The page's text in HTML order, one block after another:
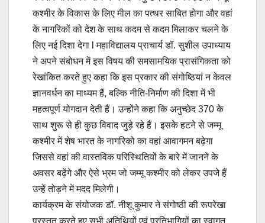
कश्मीर के विकास के लिए मील का पत्थर साबित होगा और वहां
के नागरिकों को देश के साथ कदम से कदम मिलाकर चलने के
लिए नई दिशा देगा l महाविद्यालय प्राचार्य डॉ. सुशील उपाध्याय
ने अपने संबोधन में इस विषय की समसामयिक प्रासंगिकता को
रेखांकित करते हुए कहा कि इस प्रकार की संगोष्ठियां न केवल
ज्ञानवर्धन का माध्यम हैं, बल्कि नीति-निर्माण की दिशा में भी
महत्वपूर्ण योगदान देती हैं। उन्होंने कहा कि अनुच्छेद 370 के
साथ शुरू से ही कुछ विवाद जुड़े रहे हैं। इसके हटने से जम्मू
कश्मीर में शेष भारत के नागरिको का वहां आवागमन बढ़ेगा
जिससे वहां की वास्तविक परिस्थितियों के बारे में जानने के
अवसर बढ़ेंगे और ऐसे भ्रम जो जम्मू कश्मीर को लेकर उपजे हैं
उन्हें तोड़ने में मदद मिलेगी।
कार्यक्रम के संयोजक डॉ. नीशू कुमार ने संगोष्ठी की रूपरेखा
प्रस्तुत करते हुए सभी अतिथियों एवं प्रतिभागियों का स्वागत